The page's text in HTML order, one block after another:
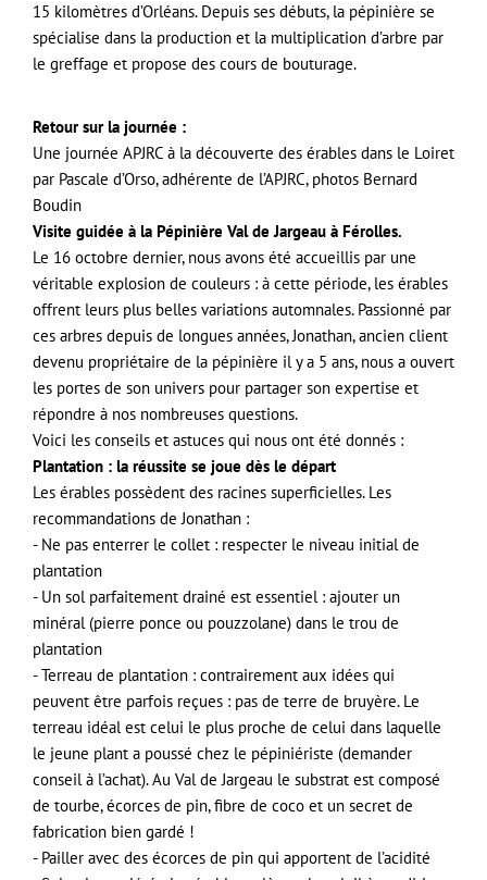
15 kilomètres d’Orléans. Depuis ses débuts, la pépinière se
spécialise dans la production et la multiplication d’arbre par
le greffage et propose des cours de bouturage.
Retour sur la journée :
Une journée APJRC à la découverte des érables dans le Loiret
par Pascale d’Orso, adhérente de l’APJRC, photos Bernard
Boudin
Visite guidée à la Pépinière Val de Jargeau à Férolles.
Le 16 octobre dernier, nous avons été accueillis par une
véritable explosion de couleurs : à cette période, les érables
offrent leurs plus belles variations automnales. Passionné par
ces arbres depuis de longues années, Jonathan, ancien client
devenu propriétaire de la pépinière il y a 5 ans, nous a ouvert
les portes de son univers pour partager son expertise et
répondre à nos nombreuses questions.
Voici les conseils et astuces qui nous ont été donnés :
Plantation : la réussite se joue dès le départ
Les érables possèdent des racines superficielles. Les
recommandations de Jonathan :
- Ne pas enterrer le collet : respecter le niveau initial de
plantation
- Un sol parfaitement drainé est essentiel : ajouter un
minéral (pierre ponce ou pouzzolane) dans le trou de
plantation
- Terreau de plantation : contrairement aux idées qui
peuvent être parfois reçues : pas de terre de bruyère. Le
terreau idéal est celui le plus proche de celui dans laquelle
le jeune plant a poussé chez le pépiniériste (demander
conseil à l’achat). Au Val de Jargeau le substrat est composé
de tourbe, écorces de pin, fibre de coco et un secret de
fabrication bien gardé !
- Pailler avec des écorces de pin qui apportent de l’acidité